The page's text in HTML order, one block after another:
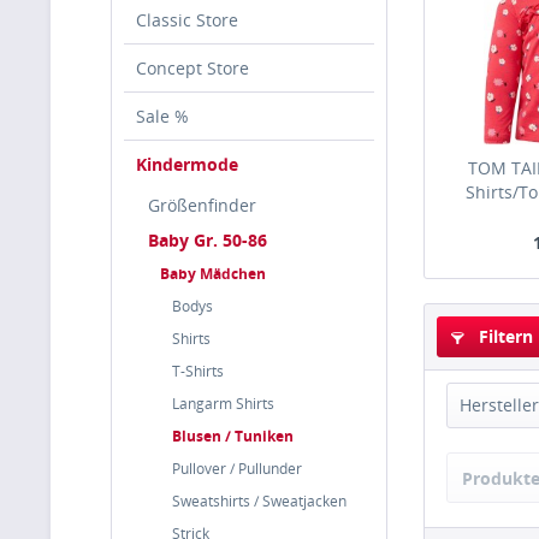
Classic Store
Concept Store
Sale %
Kindermode
Größenfinder
Baby Gr. 50-86
Baby Mädchen
Bodys
Shirts
T-Shirts
Langarm Shirts
Blusen / Tuniken
Pullover / Pullunder
Sweatshirts / Sweatjacken
Strick
TOM
Shirts/
Filtern
Hersteller